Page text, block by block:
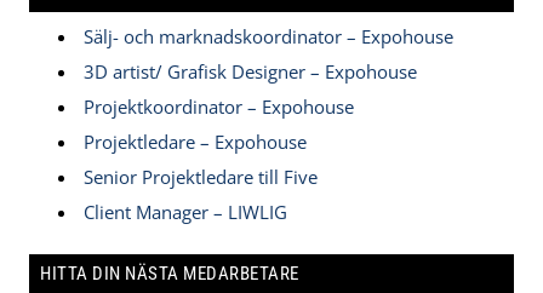
Sälj- och marknadskoordinator – Expohouse
3D artist/ Grafisk Designer – Expohouse
Projektkoordinator – Expohouse
Projektledare – Expohouse
Senior Projektledare till Five
Client Manager – LIWLIG
HITTA DIN NÄSTA MEDARBETARE